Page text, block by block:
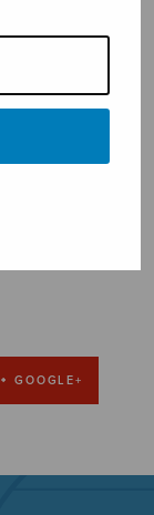
GOOGLE+